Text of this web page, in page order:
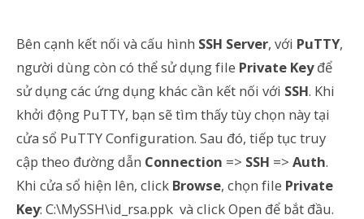
Bên cạnh kết nối và cấu hình SSH Server, với PuTTY,
người dùng còn có thể sử dụng file Private Keyđể
sử dụng các ứng dụng khác cần kết nối với SSH. Khi
khởi động PuTTY, bạn sẽ tìm thấy tùy chọn này tại
cửa sổ PuTTY Configuration. Sau đó, tiếp tục truy
cập theo đường dẫn Connection => SSH => Auth.
Khi cửa sổ hiện lên, click Browse, chọn file Private
Key: C:\MySSH\id_rsa.ppk và click Open để bắt đầu.